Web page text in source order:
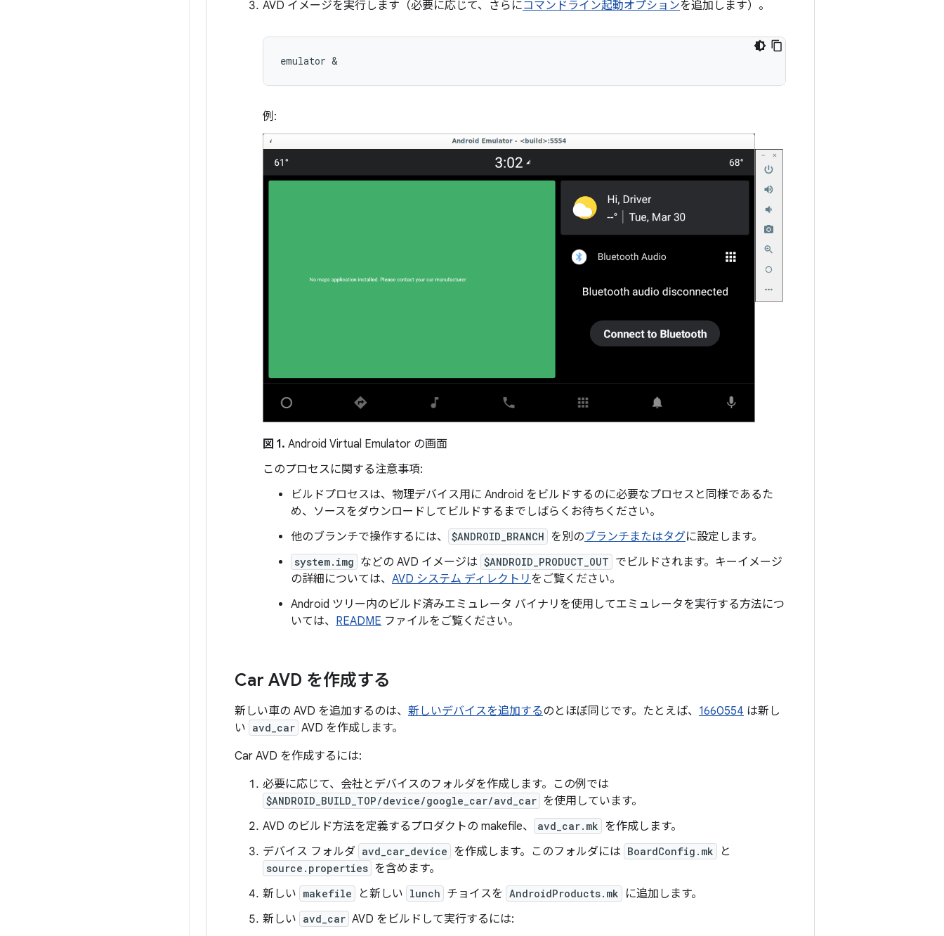
AVD イメージを実行します（必要に応じて、さらにコマンドライン起動オプションを追加します）。
emulator &
例:
図 1. Android Virtual Emulator の画面
このプロセスに関する注意事項:
ビルドプロセスは、物理デバイス用に Android をビルドするのに必要なプロセスと同様であるた
め、ソースをダウンロードしてビルドするまでしばらくお待ちください。
他のブランチで操作するには、
$ANDROID_BRANCH を別のブランチまたはタグに設定します。
system.img などの AVD イメージは $ANDROID_PRODUCT_OUT でビルドされます。キーイメージ
の詳細については、 AVD システム ディレクトリ をご覧ください。
Android ツリー内のビルド済みエミュレータ バイナリを使用してエミュレータを実行する方法につ
いては、 README ファイルをご覧ください。
Car AVD を作成する
新しい車の AVD を追加するのは、 新しいデバイスを追加するのとほぼ同じです。たとえば、 1660554 は新し
い avd_car AVD を作成します。
Car AVD を作成するには:
必要に応じて、会社とデバイスのフォルダを作成します。この例では
$ANDROID_BUILD_TOP/device/google_car/avd_car を使用しています。
AVD のビルド方法を定義するプロダクトの makefile、
avd_car.mk を作成します。
デバイス フォルダ avd_car_device を作成します。このフォルダには BoardConfig.mk と
source.properties を含めます。
新しい makefile と新しい lunch チョイスを AndroidProducts.mk
に追加します。
新しい avd_car AVD をビルドして実行するには: